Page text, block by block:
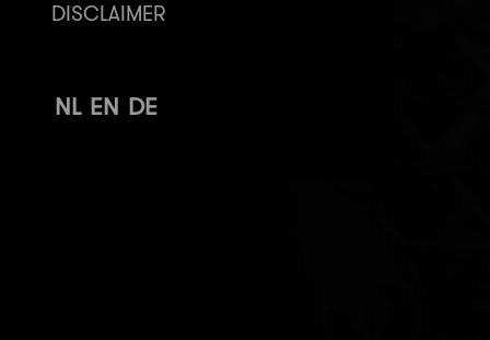
DISCLAIMER
NL EN DE